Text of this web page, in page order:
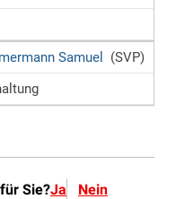
Sie?Ja Nein